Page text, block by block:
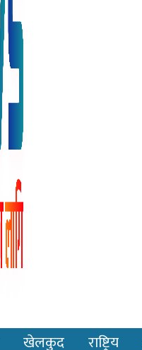
खेलकुद राष्ट्रिय